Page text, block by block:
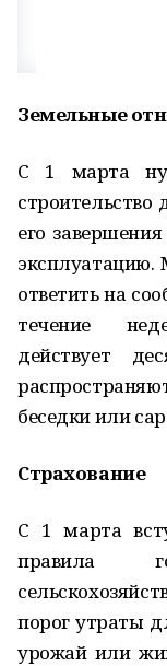
Земельные
С 1 марта
его
ответить на
течение
действует
беседки или
Страхование
С 1 марта
правила
порог утраты
урожай или